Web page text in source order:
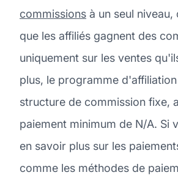
commissions à un seul niveau,
que les affiliés gagnent des
uniquement sur les ventes
plus, le programme
structure de commission fixe,
paiement minimum de N/A. Si
en savoir plus sur les
comme les méthodes de